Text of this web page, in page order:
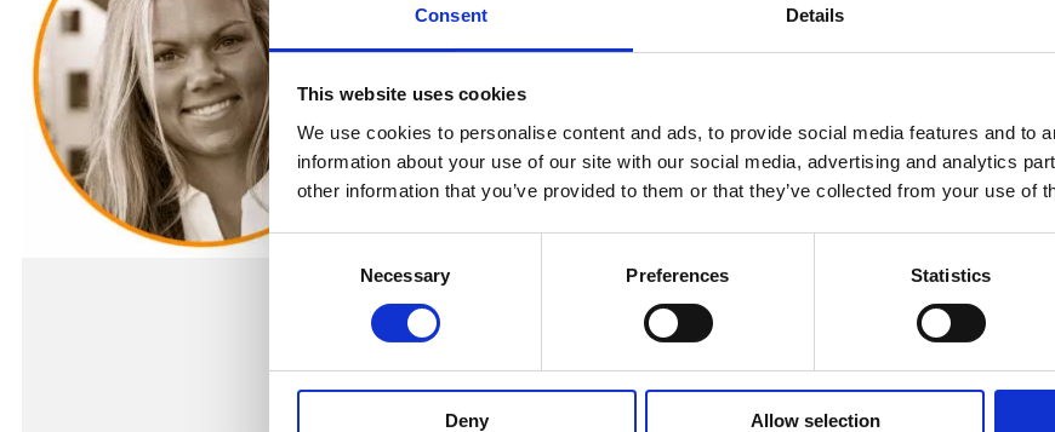
Consent Details
This website uses cookies
We use cookies to personalise content and ads, to provide social media features and to
information about your use of our site with our social media, advertising and analytics
other information that you’ve provided to them or that they’ve collected from your use of
Necessary Preferences Statistics
Deny Allow selection
Försäkringsartiklar